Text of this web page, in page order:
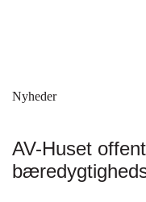
Nyheder
AV-Huset